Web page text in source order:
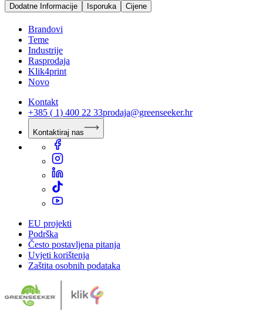
Dodatne Informacije
Isporuka Cijene
Brandovi
Teme
Industrije
Rasprodaja
Klik4print
Novo
Kontakt
+385 ( 1) 400 22 33prodaja@greenseeker.hr
Kontaktiraj nas
EU projekti
Podrška
Često postavljena pitanja
Uvjeti korištenja
Zaštita osobnih podataka